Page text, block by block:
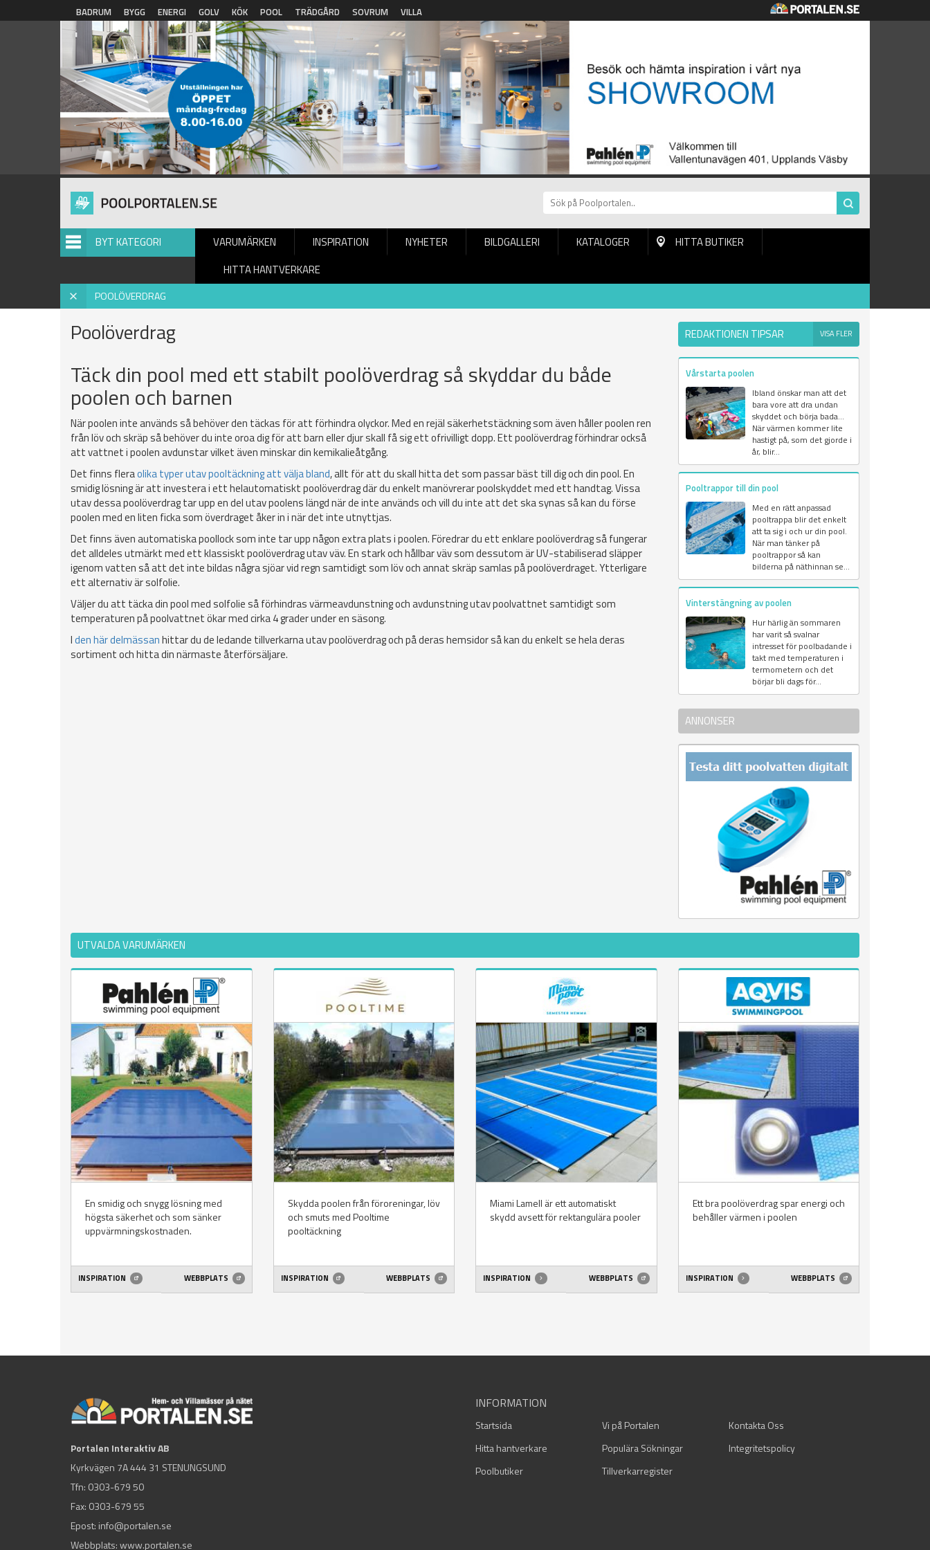
Hoppa till huvudinnehåll
BADRUM BYGG ENERGI GOLV KÖK POOL TRÄDGÅRD SOVRUM VILLA
BYT KATEGORI VARUMÄRKEN INSPIRATION NYHETER BILDGALLERI KATALOGER
HITTA BUTIKER
HITTA HANTVERKARE
POOLÖVERDRAG
Hem »Poolöverdrag»Inspiration
Poolöverdrag
Täck din pool med ett stabilt poolöverdrag så skyddar du både
poolen och barnen
När poolen inte används så behöver den täckas för att förhindra olyckor. Med en rejäl säkerhetstäckning som även håller poolen ren
från löv och skräp så behöver du inte oroa dig för att barn eller djur skall få sig ett ofrivilligt dopp. Ett poolöverdrag förhindrar också
att vattnet i poolen avdunstar vilket även minskar din kemikalieåtgång.
Det finns fleraolika typer utav pooltäckning att välja bland, allt för att du skall hitta det som passar bäst till dig och din pool. En
smidig lösning är att investera i ett helautomatiskt poolöverdrag där du enkelt manövrerar poolskyddet med ett handtag. Vissa
utav dessa poolöverdrag tar upp en del utav poolens längd när de inte används och vill du inte att det ska synas så kan du förse
poolen med en liten ficka som överdraget åker in i när det inte utnyttjas.
Det finns även automatiska poollock som inte tar upp någon extra plats i poolen. Föredrar du ett enklare poolöverdrag så fungerar
det alldeles utmärkt med ett klassiskt poolöverdrag utav väv. En stark och hållbar väv som dessutom är UV-stabiliserad släpper
igenom vatten så att det inte bildas några sjöar vid regn samtidigt som löv och annat skräp samlas på poolöverdraget. Ytterligare
ett alternativ är solfolie.
Väljer du att täcka din pool med solfolie så förhindras värmeavdunstning och avdunstning utav poolvattnet samtidigt som
temperaturen på poolvattnet ökar med cirka 4 grader under en säsong.
Iden här delmässanhittar du de ledande tillverkarna utav poolöverdrag och på deras hemsidor så kan du enkelt se hela deras
sortiment och hitta din närmaste återförsäljare.
REDAKTIONEN TIPSAR VISA FLER
Vårstarta poolen
Ibland önskar man att det
bara vore att dra undan
skyddet och börja bada...
När värmen kommer lite
hastigt på, som det gjorde i
år, blir...
Pooltrappor till din pool
Med en rätt anpassad
pooltrappa blir det enkelt
att ta sig i och ur din pool.
När man tänker på
pooltrappor så kan
bilderna på näthinnan se...
Vinterstängning av poolen
Hur härlig än sommaren
har varit så svalnar
intresset för poolbadande i
takt med temperaturen i
termometern och det
börjar bli dags för...
ANNONSER
UTVALDA VARUMÄRKEN
En smidig och snygg lösning med
högsta säkerhet och som sänker
uppvärmningskostnaden.
INSPIRATION WEBBPLATS
Skydda poolen från föroreningar, löv
och smuts med Pooltime
pooltäckning
INSPIRATION WEBBPLATS
Miami Lamell är ett automatiskt
skydd avsett för rektangulära pooler
INSPIRATION WEBBPLATS
Ett bra poolöverdrag spar energi och
behåller värmen i poolen
INSPIRATION WEBBPLATS
Portalen Interaktiv AB
Kyrkvägen 7A 444 31 STENUNGSUND
Tfn: 0303-679 50
Fax: 0303-679 55
Epost: info@portalen.se
Webbplats: www.portalen.se
INFORMATION
Startsida Vi på Portalen
Kontakta Oss
Hitta hantverkare
Populära Sökningar
Integritetspolicy
Poolbutiker
Tillverkarregister